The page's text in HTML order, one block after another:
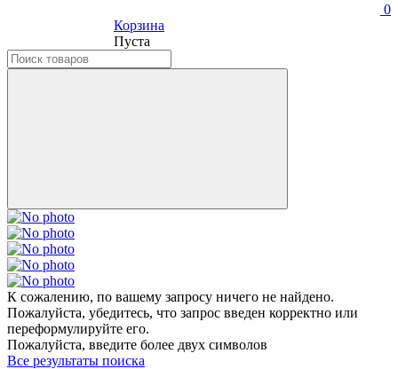
0
Корзина
Пуста
К сожалению, по вашему запросу ничего не найдено.
Пожалуйста, убедитесь, что запрос введен корректно или
переформулируйте его.
Пожалуйста, введите более двух символов
Все результаты поиска